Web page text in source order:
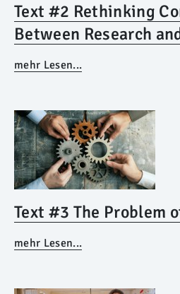
Text #2 Rethinking
Between Research
mehr Lesen...
Text #3 The Problem
mehr Lesen...